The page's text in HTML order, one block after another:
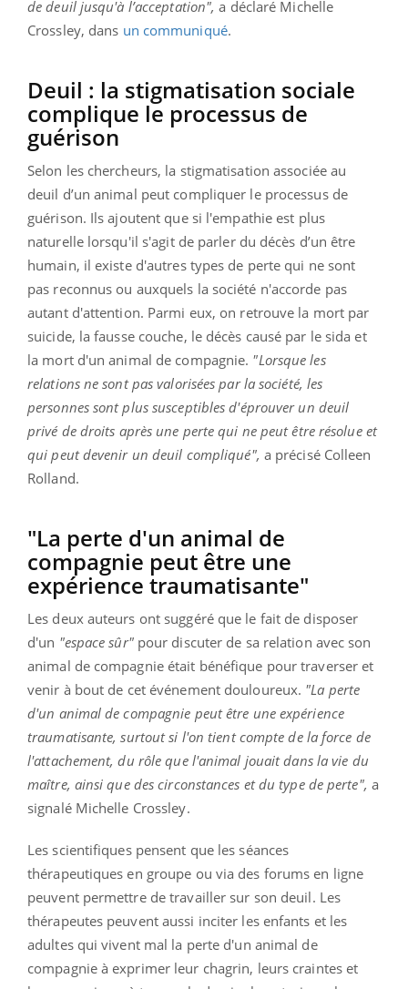
de deuil jusqu'à l’acceptation", a déclaré Michelle
Crossley, dans un communiqué.
Deuil : la stigmatisation sociale
complique le processus de
guérison
Selon les chercheurs, la stigmatisation associée au
deuil d’un animal peut compliquer le processus de
guérison. Ils ajoutent que si l'empathie est plus
naturelle lorsqu'il s'agit de parler du décès d’un être
humain, il existe d'autres types de perte qui ne sont
pas reconnus ou auxquels la société n'accorde pas
autant d'attention. Parmi eux, on retrouve la mort par
suicide, la fausse couche, le décès causé par le sida et
la mort d'un animal de compagnie. "Lorsque les
relations ne sont pas valorisées par la société, les
personnes sont plus susceptibles d'éprouver un deuil
privé de droits après une perte qui ne peut être résolue et
qui peut devenir un deuil compliqué", a précisé Colleen
Rolland.
"La perte d'un animal de
compagnie peut être une
expérience traumatisante"
Les deux auteurs ont suggéré que le fait de disposer
d'un "espace sûr"pour discuter de sa relation avec son
animal de compagnie était bénéfique pour traverser et
venir à bout de cet événement douloureux. "La perte
d'un animal de compagnie peut être une expérience
traumatisante, surtout si l'on tient compte de la force de
l'attachement, du rôle que l'animal jouait dans la vie du
maître, ainsi que des circonstances et du type de perte", a
signalé Michelle Crossley.
Les scientifiques pensent que les séances
thérapeutiques en groupe ou via des forums en ligne
peuvent permettre de travailler sur son deuil. Les
thérapeutes peuvent aussi inciter les enfants et les
adultes qui vivent mal la perte d'un animal de
compagnie à exprimer leur chagrin, leurs craintes et